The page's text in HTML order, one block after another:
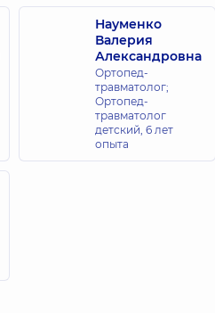
Науменко
Валерия
Александровна
Ортопед-
травматолог;
Ортопед-
травматолог
детский, 6 лет
опыта